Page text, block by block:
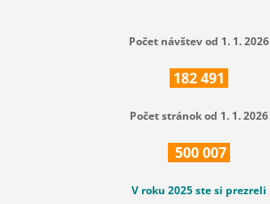
Počet návštev od 1. 1. 2026
182491
Počet stránok od 1. 1. 2026
500007
V roku 2025 ste si prezreli